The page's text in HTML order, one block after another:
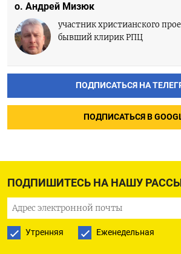
ПОДПИШИТЕСЬ НА НАШУ
Утренняя Еженедельная
о. Андрей Мизюк
участник христианского
бывший клирик РПЦ
ПОДПИСАТЬСЯ НА
ПОДПИСАТЬСЯ В
Учителей и
могут обязать
тесты на владение